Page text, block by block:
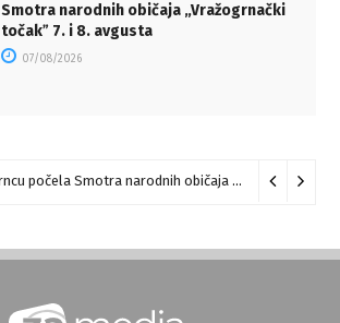
Smotra narodnih običaja „Vražogrnački
točakˮ 7. i 8. avgusta
07/08/2026
U Vražogrncu počela Smotra narodnih običaja „Vražogrnački točak“